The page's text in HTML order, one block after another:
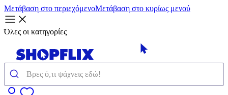
Μετάβαση στο περιεχόμενοΜετάβαση στο κυρίως μενού
Όλες οι κατηγορίες